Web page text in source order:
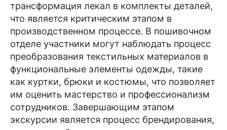
трансформация лекал в комплекты деталей,
что является критическим этапом в
производственном процессе. В пошивочном
отделе участники могут наблюдать процесс
преобразования текстильных материалов в
функциональные элементы одежды, такие
как куртки, брюки и костюмы, что позволяет
им оценить мастерство и профессионализм
сотрудников. Завершающим этапом
экскурсии является процесс брендирования,